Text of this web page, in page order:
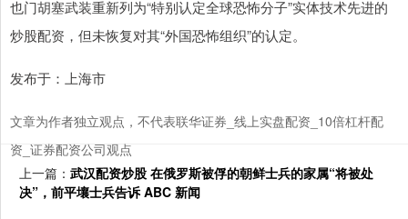
也门胡塞武装重新列为“特别认定全球恐怖分子”实体技术先进的
炒股配资，但未恢复对其“外国恐怖组织”的认定。
发布于：上海市
文章为作者独立观点，不代表联华证券_线上实盘配资_10倍杠杆配
资_证券配资公司观点
上一篇： 武汉配资炒股 在俄罗斯被俘的朝鲜士兵的家属“将被处
决”，前平壤士兵告诉 ABC 新闻